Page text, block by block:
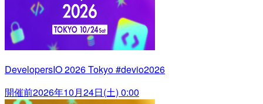
DevelopersIO 2026 Tokyo #devio2026
開催前2026年10月24日(土) 0:00